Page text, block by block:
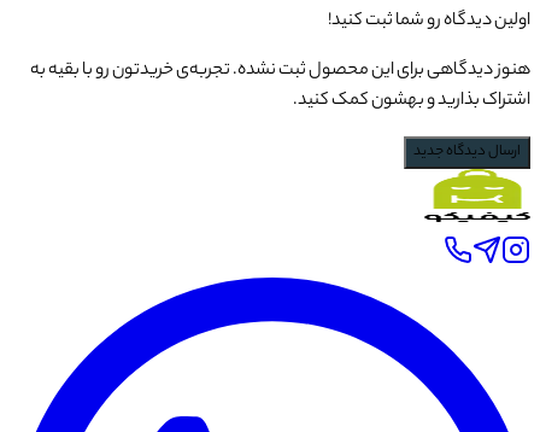
اولین دیدگاه رو شما ثبت کنید!
هنوز دیدگاهی برای این محصول ثبت نشده. تجربه‌ی خریدتون رو با بقیه به
اشتراک بذارید و بهشون کمک کنید.
ارسال دیدگاه جدید